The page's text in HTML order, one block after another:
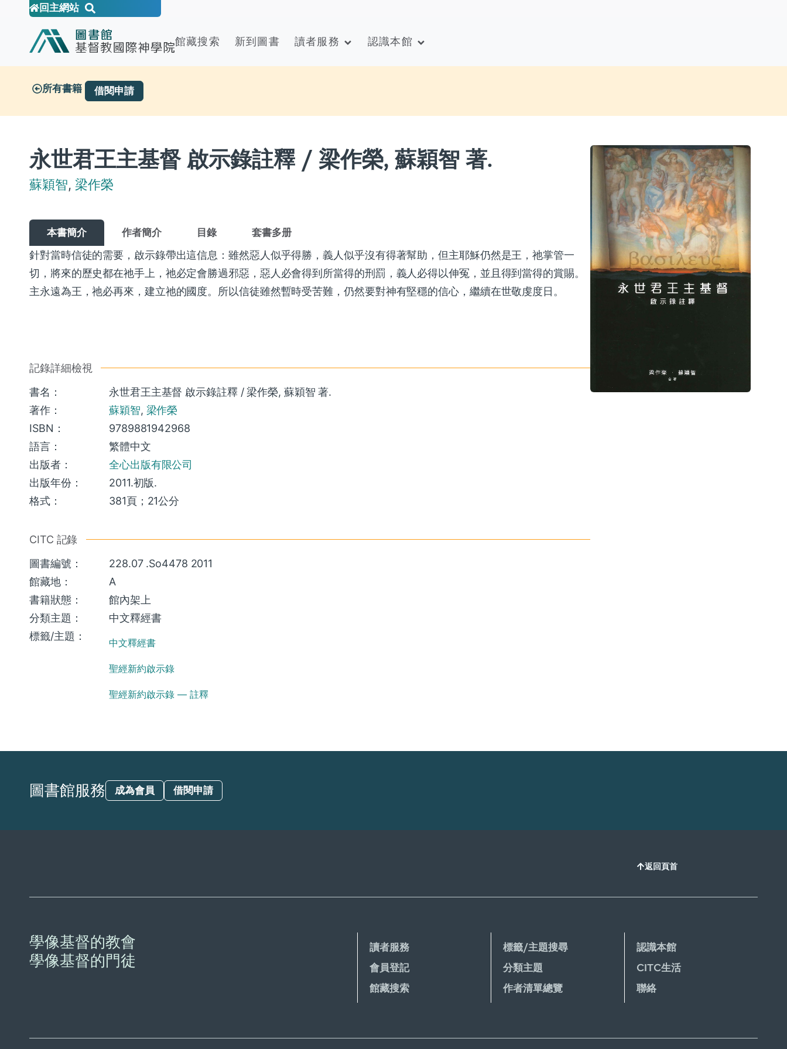
回主網站
館藏搜索 新到圖書 讀者服務 認識本館
所有書籍 借閱申請
永世君王主基督 啟示錄註釋 / 梁作榮, 蘇穎智 著.
蘇穎智, 梁作榮
本書簡介 作者簡介 目錄 套書多册
針對當時信徒的需要，啟示錄帶出這信息：雖然惡人似乎得勝，義人似乎沒有得著幫助，但主耶穌仍然是王，祂掌管一
切，將來的歷史都在祂手上，祂必定會勝過邪惡，惡人必會得到所當得的刑罰，義人必得以伸冤，並且得到當得的賞賜。
主永遠為王，祂必再來，建立祂的國度。所以信徒雖然暫時受苦難，仍然要對神有堅穩的信心，繼續在世敬虔度日。
記錄詳細檢視
書名：
永世君王主基督 啟示錄註釋 / 梁作榮, 蘇穎智 著.
著作：
蘇穎智, 梁作榮
ISBN：
9789881942968
語言：
繁體中文
出版者：
全心出版有限公司
出版年份：
2011.初版.
格式：
381頁；21公分
CITC 記錄
圖書編號：
228.07 .So4478 2011
館藏地：
A
書籍狀態：
館內架上
分類主題：
中文釋經書
標籤/主題：
中文釋經書
聖經新約啟示錄
聖經新約啟示錄 — 註釋
圖書館服務 成為會員 借閱申請
返回頁首
學像基督的教會
學像基督的門徒
讀者服務
會員登記
館藏搜索
標籤/主題搜尋
分類主題
作者清單總覽
認識本館
CITC生活
聯絡